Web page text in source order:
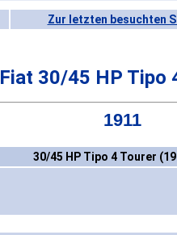
Zur letzten besuchten
Fiat 30/45 HP Tipo
1911
30/45 HP Tipo 4 Tourer